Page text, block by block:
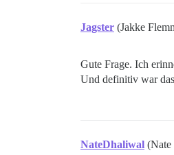
Jagster (Jakke
Gute Frage. Ich
Und definitiv war
NateDhaliwal